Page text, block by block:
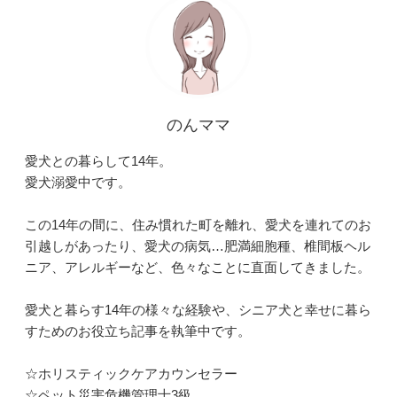
のんママ
愛犬との暮らして14年。
愛犬溺愛中です。
この14年の間に、住み慣れた町を離れ、愛犬を連れてのお
引越しがあったり、愛犬の病気…肥満細胞種、椎間板ヘル
ニア、アレルギーなど、色々なことに直面してきました。
愛犬と暮らす14年の様々な経験や、シニア犬と幸せに暮ら
すためのお役立ち記事を執筆中です。
☆ホリスティックケアカウンセラー